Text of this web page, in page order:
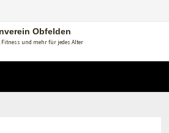
Obfelden
Fitness und mehr für jedes Alter